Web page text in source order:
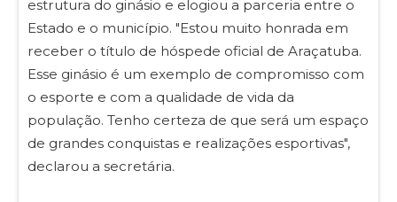
estrutura do ginásio e elogiou a parceria entre o
Estado e o município. "Estou muito honrada em
receber o título de hóspede oficial de Araçatuba.
Esse ginásio é um exemplo de compromisso com
o esporte e com a qualidade de vida da
população. Tenho certeza de que será um espaço
de grandes conquistas e realizações esportivas",
declarou a secretária.